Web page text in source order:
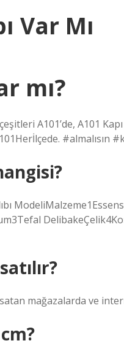
Var Mı
mı?
A101’de, A101
#almalısın
satan mağazalarda ve